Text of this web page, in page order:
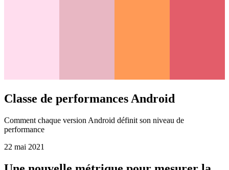
Classe de performances Android
Comment chaque version Android définit son niveau de